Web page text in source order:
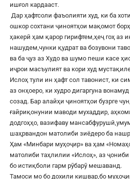
ишғол кардааст.
Дар ҳафтсоли фаъолияти худ, ки ба
ошкор сохтани ҷиноятҳои мақомот
ҳакерӣ ҳам қарор гирифтем,ҳеҷ гоҳ аз
нашудем,чунки қудрат ва бозувони
ва ба ҷуз аз Худо ва шумо пеши касе
иҷрои масъулият ва кори худ
Ислоҳ тули ин ҳафт сол тавонист, ки
аз онҳоеро, ки худро дигаргуна
созад. Бар алайҳи ҷиноятҳои бузрге
ғайриқонунии маводи мухаддир,
додгоҳҳо, вазифаву
шаҳрвандон матолиби зиёдеро ба
Ҳам «Минбари муҳоҷир» ва ҳам
матолиби таҳлилии «Ислоҳ», аз
бо истиқболи гарм рӯбарӯ мешаванд.
Тамоси мо бо дохили кишвар,бо